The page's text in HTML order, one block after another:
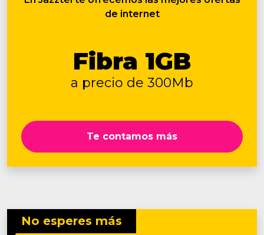
de internet
Fibra 1GB
a precio de 300Mb
Te contamos más
No esperes más